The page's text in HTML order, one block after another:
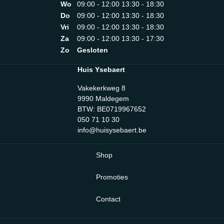
Wo
09:00 - 12:00 13:30 - 18:30
Do
09:00 - 12:00 13:30 - 18:30
Vri
09:00 - 12:00 13:30 - 18:30
Za
09:00 - 12:00 13:30 - 17:30
Zo
Gesloten
Huis Ysebaert
Vakekerkweg 8
9990 Maldegem
BTW: BE0719967652
050 71 10 30
info@huisysebaert.be
Shop
Promoties
Contact